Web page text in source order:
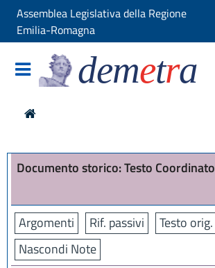
Assemblea Legislativa della Regione
Emilia-Romagna
demetra
Documento storico: Testo Coordinato
Argomenti Rif. passivi
Testo orig.
Nascondi Note